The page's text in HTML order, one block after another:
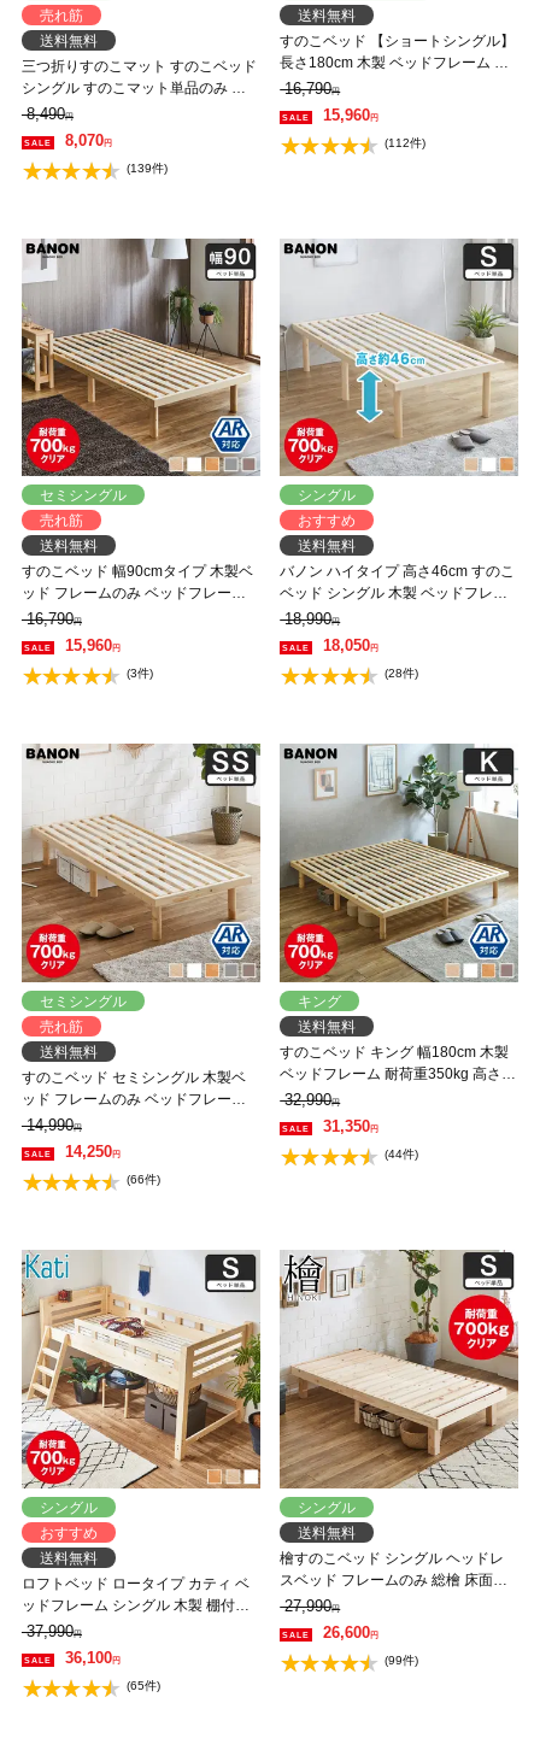
売れ筋
送料無料
三つ折りすのこマット すのこベッド
シングル すのこマット単品のみ 木
製 桐 二分割可能 完成品 低ホルムア
ルデヒド 布団が干せる
8,490円
8,070円
(139件)
送料無料
すのこベッド 【ショートシングル】
長さ180cm 木製 ベッドフレーム 耐
荷重350kg 組立簡単 高さ4段階 低ホ
ルムアルデヒド バノン【AR】
16,790円
15,960円
(112件)
セミシングル
売れ筋
送料無料
すのこベッド 幅90cmタイプ 木製ベ
ッド フレームのみ ベッドフレーム
ローベッド 高さ調整 組立簡単 ヘッ
ドレス 一人暮らし 北欧 低ホルムア
ルデヒド バノン【AR】
16,790円
15,960円
(3件)
シングル
おすすめ
送料無料
バノン ハイタイプ 高さ46cm すのこ
ベッド シングル 木製 ベッドフレー
ム 耐荷重350kg 組立簡単 低ホルム
アルデヒド
18,990円
18,050円
(28件)
セミシングル
売れ筋
送料無料
すのこベッド セミシングル 木製ベ
ッド フレームのみ ベッドフレーム
ローベッド 高さ調整 組立簡単 ヘッ
ドレス 一人暮らし 北欧 低ホルムア
ルデヒド バノン【AR】
14,990円
14,250円
(66件)
キング
送料無料
すのこベッド キング 幅180cm 木製
ベッドフレーム 耐荷重350kg 高さ4
段階 低ホルムアルデヒド バノン
【AR】 【大型家具配送】
32,990円
31,350円
(44件)
シングル
おすすめ
送料無料
ロフトベッド ロータイプ カティ ベ
ッドフレーム シングル 木製 棚付き
コンセント すのこ 頑丈設計 耐荷重
350kg 低ホルムアルデヒド 【大型家
具配送】
37,990円
36,100円
(65件)
シングル
送料無料
檜すのこベッド シングル ヘッドレ
スベッド フレームのみ 総檜 床面高
さ4段階調節 耐荷重700kgクリア 調
湿 すのこ ひのき 和風 シンプル
27,990円
26,600円
(99件)